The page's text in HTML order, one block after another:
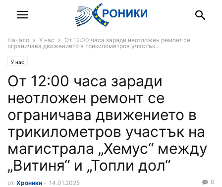
Начало У нас
От 12:00 часа заради неотложен ремонт се
ограничава движението в трикилометров участък...
У нас
От 12:00 часа заради
неотложен ремонт се
ограничава движението в
трикилометров участък на
магистрала „Хемус“ между
„Витиня“ и „Топли дол“
от Хроники - 14.01.2025 0